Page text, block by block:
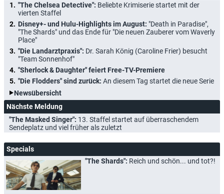
"The Chelsea Detective": Beliebte Krimiserie startet mit der
vierten Staffel
Disney+- und Hulu-Highlights im August: "Death in Paradise",
"The Shards" und das Ende für "Die neuen Zauberer vom Waverly
Place"
"Die Landarztpraxis": Dr. Sarah König (Caroline Frier) besucht
"Team Sonnenhof"
"Sherlock & Daughter" feiert Free-TV-Premiere
"Die Flodders" sind zurück: An diesem Tag startet die neue Serie
Newsübersicht
Nächste Meldung
"The Masked Singer": 13. Staffel startet auf überraschendem
Sendeplatz und viel früher als zuletzt
Specials
"The Shards": Reich und schön... und tot?!